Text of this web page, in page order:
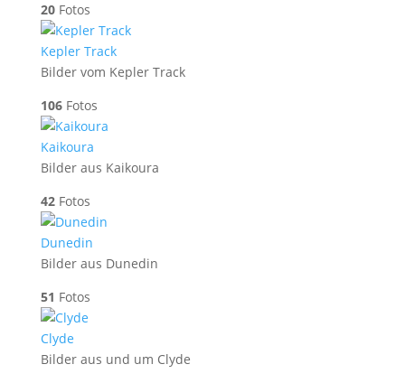
20Fotos
Kepler Track
Bilder vom Kepler Track
106Fotos
Kaikoura
Bilder aus Kaikoura
42Fotos
Dunedin
Bilder aus Dunedin
51 Fotos
Clyde
Bilder aus und um Clyde